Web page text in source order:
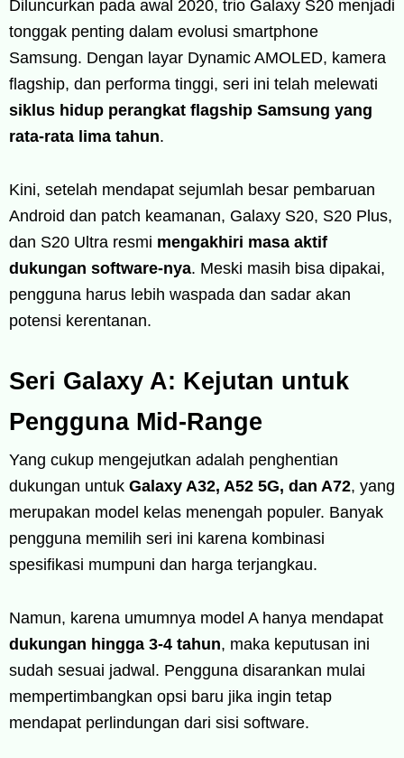
Diluncurkan pada awal 2020, trio Galaxy S20 menjadi
tonggak penting dalam evolusi smartphone
Samsung. Dengan layar Dynamic AMOLED, kamera
flagship, dan performa tinggi, seri ini telah melewati
siklus hidup perangkat flagship Samsung yang
rata-rata lima tahun.
Kini, setelah mendapat sejumlah besar pembaruan
Android dan patch keamanan, Galaxy S20, S20 Plus,
dan S20 Ultra resmi mengakhiri masa aktif
dukungan software-nya. Meski masih bisa dipakai,
pengguna harus lebih waspada dan sadar akan
potensi kerentanan.
Seri Galaxy A: Kejutan untuk
Pengguna Mid-Range
Yang cukup mengejutkan adalah penghentian
dukungan untuk Galaxy A32, A52 5G, dan A72, yang
merupakan model kelas menengah populer. Banyak
pengguna memilih seri ini karena kombinasi
spesifikasi mumpuni dan harga terjangkau.
Namun, karena umumnya model A hanya mendapat
dukungan hingga 3-4 tahun, maka keputusan ini
sudah sesuai jadwal. Pengguna disarankan mulai
mempertimbangkan opsi baru jika ingin tetap
mendapat perlindungan dari sisi software.